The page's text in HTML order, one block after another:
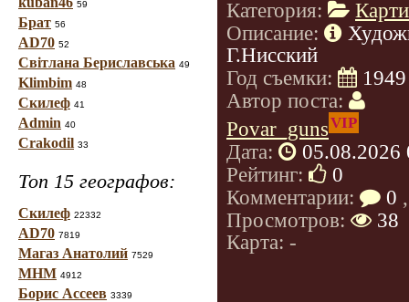
59
Брат 56
AD70 52
Світлана Бериславська 49
Klimbim 48
Скилеф 41
Admin 40
Crakodil 33
Топ 15 географов:
Скилеф 22332
AD70 7819
Магаз Анатолий 7529
МНМ 4912
Борис Ассеев 3339
Категория:
Описание:
Г.Нисский
Год съемки:
1949
Автор поста:
Povar_gunsVIP
Дата:
05.08.2026
Рейтинг:
0
Комментарии:
0 ,
Просмотров:
38
Карта: -